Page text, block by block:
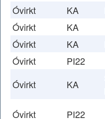
Óvirkt
KA
Óvirkt
KA
Óvirkt
KA
Óvirkt
PI22
Óvirkt
KA
Óvirkt PI22